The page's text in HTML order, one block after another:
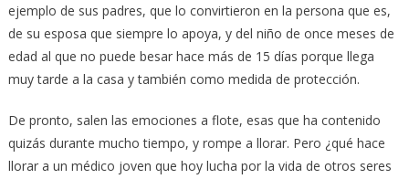
ejemplo de sus padres, que lo convirtieron en la persona que es,
de su esposa que siempre lo apoya, y del niño de once meses de
edad al que no puede besar hace más de 15 días porque llega
muy tarde a la casa y también como medida de protección.
De pronto, salen las emociones a flote, esas que ha contenido
quizás durante mucho tiempo, y rompe a llorar. Pero ¿qué hace
llorar a un médico joven que hoy lucha por la vida de otros seres